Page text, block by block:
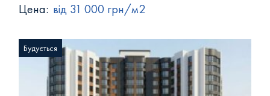
Цена: від 31 000 грн/м2
Будується